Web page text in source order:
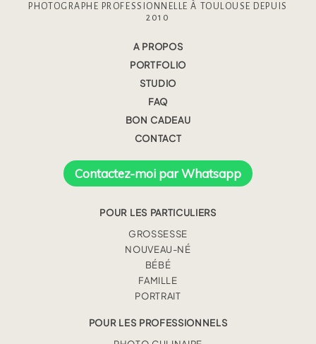
PHOTOGRAPHE PROFESSIONNELLE À TOULOUSE DEPUIS
2010
A PROPOS
PORTFOLIO
STUDIO
FAQ
BON CADEAU
CONTACT
Contactez-moi par Whatsapp
POUR LES PARTICULIERS
GROSSESSE
NOUVEAU-NÉ
BÉBÉ
FAMILLE
PORTRAIT
POUR LES PROFESSIONNELS